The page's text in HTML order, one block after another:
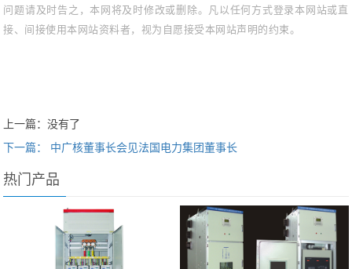
问题请及时告之，本网将及时修改或删除。凡以任何方式登录本网站或直
接、间接使用本网站资料者，视为自愿接受本网站声明的约束。
上一篇：没有了
下一篇： 中广核董事长会见法国电力集团董事长
热门产品